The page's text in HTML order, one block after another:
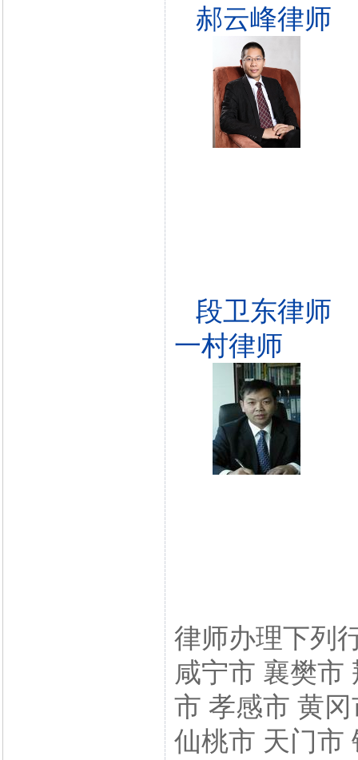
郝云峰律师
段卫东律师
一村律师
律师办理下列
咸宁市 襄樊市
市 孝感市 黄
仙桃市 天门市